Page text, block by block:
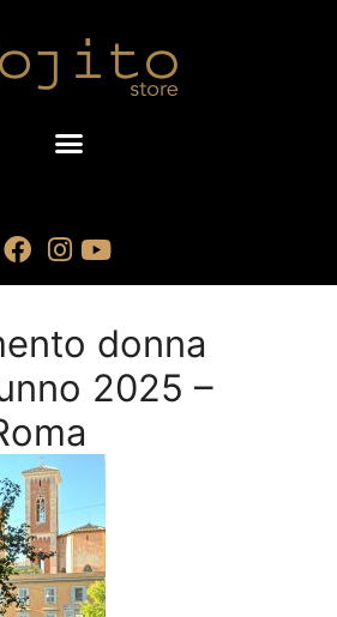
donna
2025 –